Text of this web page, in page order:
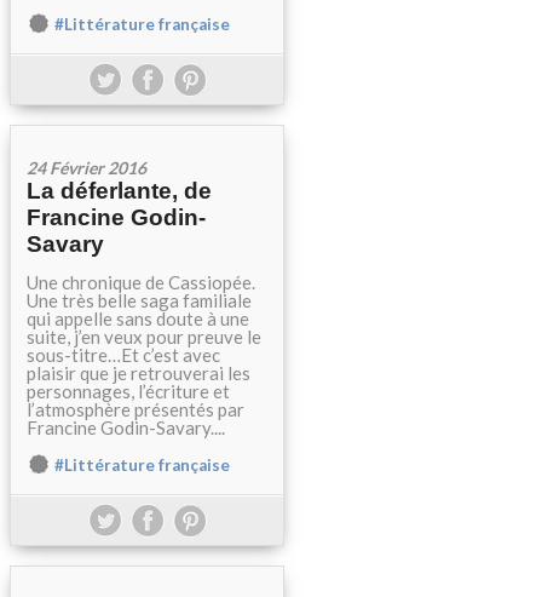
#Littérature française
24 Février 2016
La déferlante, de
Francine Godin-
Savary
Une chronique de Cassiopée.
Une très belle saga familiale
qui appelle sans doute à une
suite, j’en veux pour preuve le
sous-titre…Et c’est avec
plaisir que je retrouverai les
personnages, l’écriture et
l’atmosphère présentés par
Francine Godin-Savary....
#Littérature française